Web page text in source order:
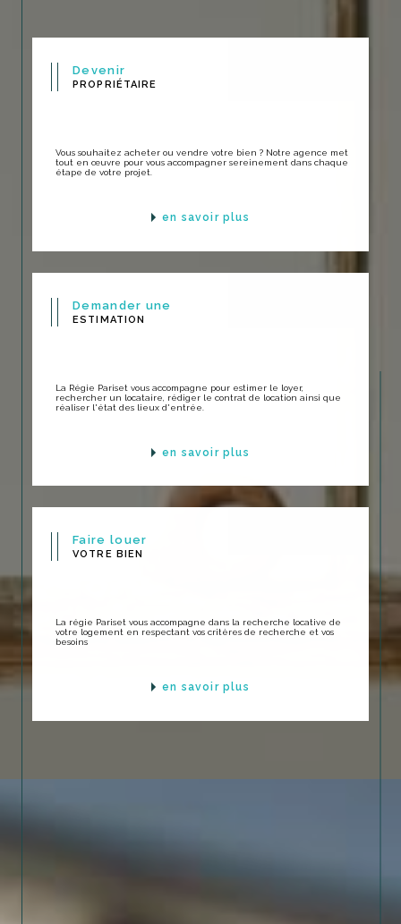
Devenir
PROPRIÉTAIRE
Vous souhaitez acheter ou vendre votre bien ? Notre agence met
tout en œuvre pour vous accompagner sereinement dans chaque
étape de votre projet.
en savoir plus
Demander une
ESTIMATION
La Régie Pariset vous accompagne pour estimer le loyer,
rechercher un locataire, rédiger le contrat de location ainsi que
réaliser l'état des lieux d'entrée.
en savoir plus
Faire louer
VOTRE BIEN
La régie Pariset vous accompagne dans la recherche locative de
votre logement en respectant vos critères de recherche et vos
besoins
en savoir plus